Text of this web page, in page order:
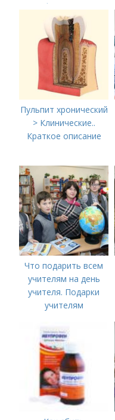
информация о
Министерстве
здравоохранения
Российской
Федерации
Пульпит хронический
> Клинические..
Краткое описание
Что подарить всем
учителям на день
учителя. Подарки
учителям
день учителя